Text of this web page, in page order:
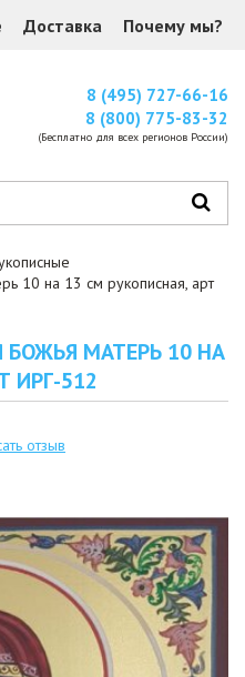
Доставка Почему мы?
8 (495) 727-66-16
8 (800) 775-83-32
(Бесплатно для всех регионов России)
10 на 13 см рукописная, арт
МАТЕРЬ 10 НА
ИРГ-512
отзыв